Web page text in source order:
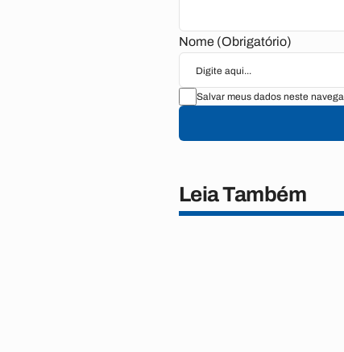
Nome (Obrigatório)
Salvar meus dados neste
Leia Também